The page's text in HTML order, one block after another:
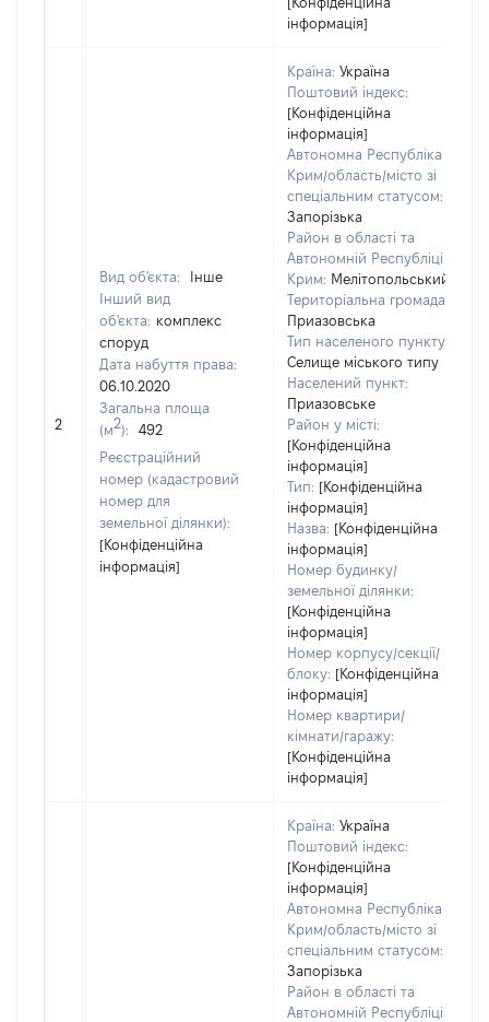
інформація]
2
Вид об'єкта:
Інше
Інший вид
об'єкта: комплекс
споруд
Дата набуття права:
06.10.2020
Загальна площа
(м2):
492
Реєстраційний
номер (кадастровий
номер для
земельної ділянки):
[Конфіденційна
інформація]
Країна: Україна
Поштовий індекс:
[Конфіденційна
інформація]
Автономна Республіка
Крим/область/місто зі
спеціальним статусом:
Запорізька
Район в області та
Автономній Республіці
Крим: Мелітопольський
Територіальна громада:
Приазовська
Тип населеного пункту:
Селище міського типу
Населений пункт:
Приазовське
Район у місті:
[Конфіденційна
інформація]
Тип: [Конфіденційна
інформація]
Назва: [Конфіденційна
інформація]
Номер будинку/
земельної ділянки:
[Конфіденційна
інформація]
Номер корпусу/секції/
блоку: [Конфіденційна
інформація]
Номер квартири/
кімнати/гаражу:
[Конфіденційна
інформація]
Країна: Україна
Поштовий індекс:
[Конфіденційна
інформація]
Автономна Республіка
Крим/область/місто зі
спеціальним статусом:
Запорізька
Район в області та
Автономній Республіці